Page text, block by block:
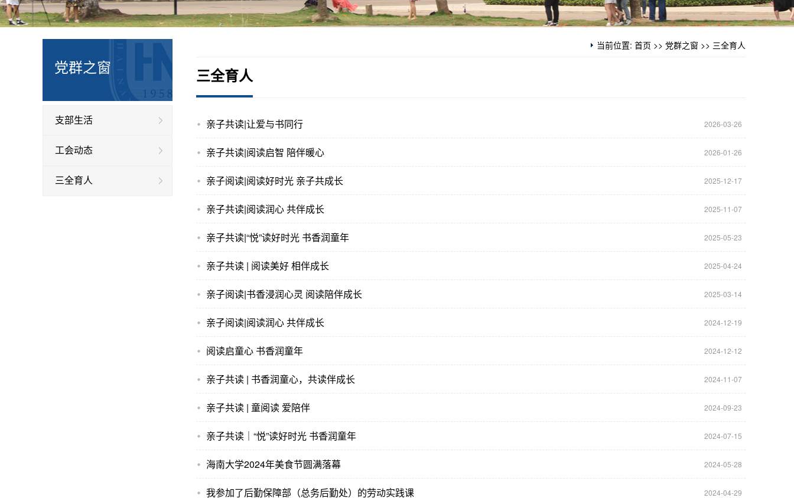
党群之窗
支部生活
工会动态
三全育人
当前位置: 首页 >> 党群之窗 >> 三全育人
三全育人
亲子共读|让爱与书同行 2026-03-26
亲子共读|阅读启智 陪伴暖心 2026-01-26
亲子阅读|阅读好时光 亲子共成长 2025-12-17
亲子共读|阅读润心 共伴成长 2025-11-07
亲子共读|“悦”读好时光 书香润童年 2025-05-23
亲子共读 | 阅读美好 相伴成长 2025-04-24
亲子阅读|书香浸润心灵 阅读陪伴成长 2025-03-14
亲子阅读|阅读润心 共伴成长 2024-12-19
阅读启童心 书香润童年 2024-12-12
亲子共读 | 书香润童心，共读伴成长 2024-11-07
亲子共读 | 童阅读 爱陪伴 2024-09-23
亲子共读｜“悦”读好时光 书香润童年 2024-07-15
海南大学2024年美食节圆满落幕 2024-05-28
我参加了后勤保障部（总务后勤处）的劳动实践课 2024-04-29